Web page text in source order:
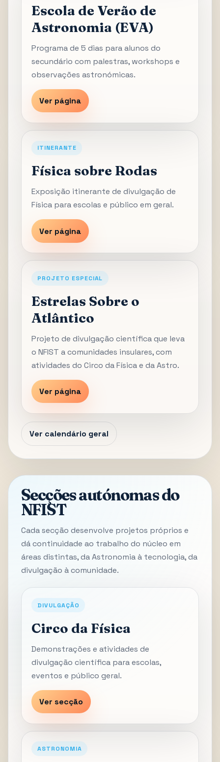
Escola de Verão de
Astronomia (EVA)
Programa de 5 dias para alunos do
secundário com palestras, workshops e
observações astronómicas.
Ver página
ITINERANTE
Física sobre Rodas
Exposição itinerante de divulgação de
Física para escolas e público em geral.
Ver página
PROJETO ESPECIAL
Estrelas Sobre o
Atlântico
Projeto de divulgação científica que leva
o NFIST a comunidades insulares, com
atividades do Circo da Física e da Astro.
Ver página
Ver calendário geral
Secções autónomas do
NFIST
Cada secção desenvolve projetos próprios e
dá continuidade ao trabalho do núcleo em
áreas distintas, da Astronomia à tecnologia, da
divulgação à comunidade.
DIVULGAÇÃO
Circo da Física
Demonstrações e atividades de
divulgação científica para escolas,
eventos e público geral.
Ver secção
ASTRONOMIA